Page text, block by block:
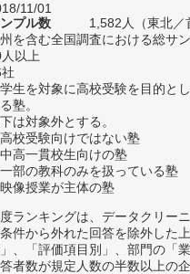
11/01
プル数
1,582人（東北／
を含む全国調査における総サ
以上
生を対象に高校受験を目的と
塾。
は対象外とする。
高校受験向けではない塾
中高一貫校生向けの塾
一部の教科のみを扱っている塾
映像授業が主体の塾
ランキングは、データクリー
件から外れた回答を除外した上
、「評価項目別」、部門の「
者数が規定人数の半数以上の